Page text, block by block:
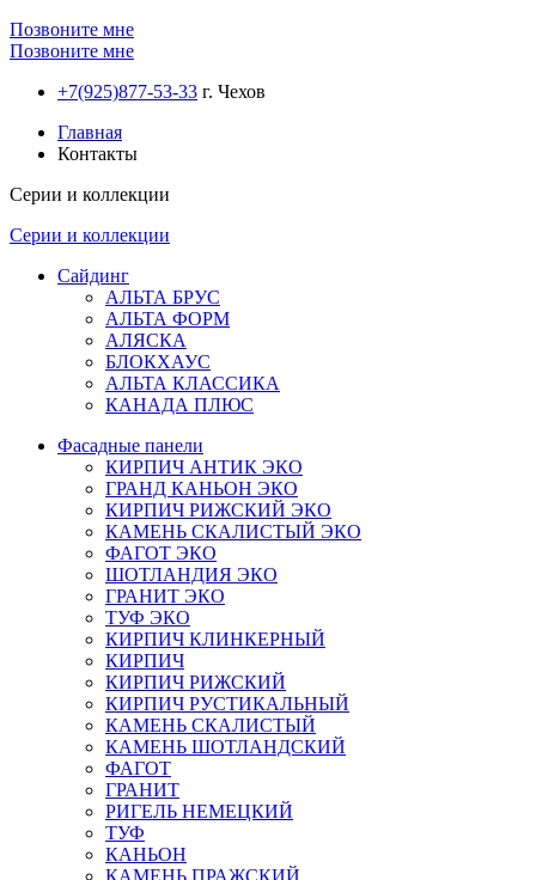
Позвоните мне
Позвоните мне
+7(925)877-53-33 г. Чехов
Главная
Контакты
Серии и коллекции
Серии и коллекции
Сайдинг
АЛЬТА БРУС
АЛЬТА ФОРМ
АЛЯСКА
БЛОКХАУС
АЛЬТА КЛАССИКА
КАНАДА ПЛЮС
Фасадные панели
КИРПИЧ АНТИК ЭКО
ГРАНД КАНЬОН ЭКО
КИРПИЧ РИЖСКИЙ ЭКО
КАМЕНЬ СКАЛИСТЫЙ ЭКО
ФАГОТ ЭКО
ШОТЛАНДИЯ ЭКО
ГРАНИТ ЭКО
ТУФ ЭКО
КИРПИЧ КЛИНКЕРНЫЙ
КИРПИЧ
КИРПИЧ РИЖСКИЙ
КИРПИЧ РУСТИКАЛЬНЫЙ
КАМЕНЬ СКАЛИСТЫЙ
КАМЕНЬ ШОТЛАНДСКИЙ
ФАГОТ
ГРАНИТ
РИГЕЛЬ НЕМЕЦКИЙ
ТУФ
КАНЬОН
КАМЕНЬ ПРАЖСКИЙ